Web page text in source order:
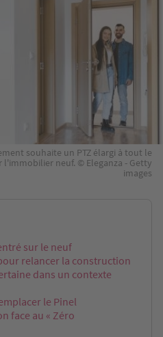
souhaite un PTZ élargi à tout le
neuf. © Eleganza - Getty
images
sur le neuf
relancer la construction
dans un contexte
le Pinel
face au « Zéro